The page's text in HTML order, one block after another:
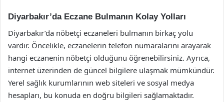
Diyarbakır’da Eczane Bulmanın Kolay Yolları
Diyarbakır’da nöbetçi eczaneleri bulmanın birkaç yolu
vardır. Öncelikle, eczanelerin telefon numaralarını arayarak
hangi eczanenin nöbetçi olduğunu öğrenebilirsiniz. Ayrıca,
internet üzerinden de güncel bilgilere ulaşmak mümkündür.
Yerel sağlık kurumlarının web siteleri ve sosyal medya
hesapları, bu konuda en doğru bilgileri sağlamaktadır.